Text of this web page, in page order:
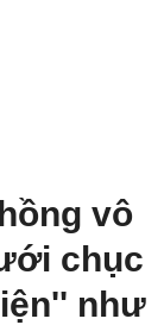
vô
chục
như